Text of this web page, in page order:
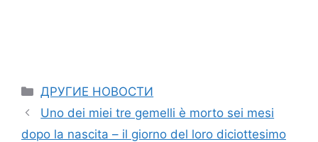
Categories
ДРУГИЕ НОВОСТИ
Uno dei miei tre gemelli è morto sei mesi
dopo la nascita – il giorno del loro diciottesimo